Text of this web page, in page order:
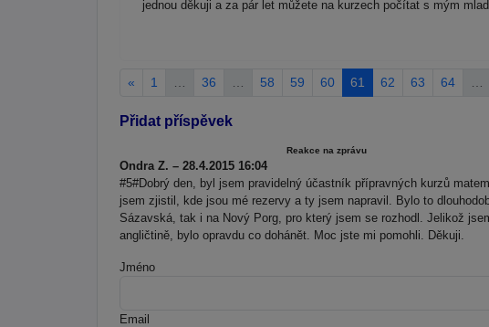
jednou děkuji a za pár let můžete na kurzech počítat s mým
« 1 36 58 59 60 61 62 63 64
Přidat příspěvek
Reakce na zprávu
Ondra Z. – 28.4.2015 16:04
#5#Dobrý den, byl jsem pravidelný účastník přípravných kurzů
jsem zjistil, kde jsou mé rezervy a ty jsem napravil. Bylo to
Sázavská, tak i na Nový Porg, pro který jsem se rozhodl. Jelikož
angličtině, bylo opravdu co dohánět. Moc jste mi pomohli. Děkuji.
Jméno
Email